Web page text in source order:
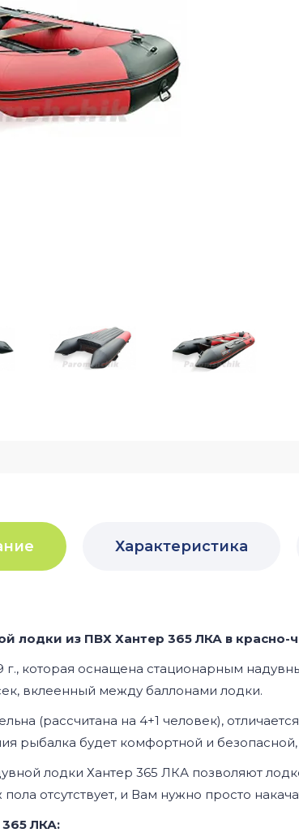
Характеристика
лодки из ПВХ Хантер 365 ЛКА в красно-
которая оснащена стационарным
вклеенный между баллонами лодки.
(рассчитана на 4+1 человек),
рыбалка будет комфортной и
лодки Хантер 365 ЛКА позволяют
отсутствует, и Вам нужно просто
ЛКА: